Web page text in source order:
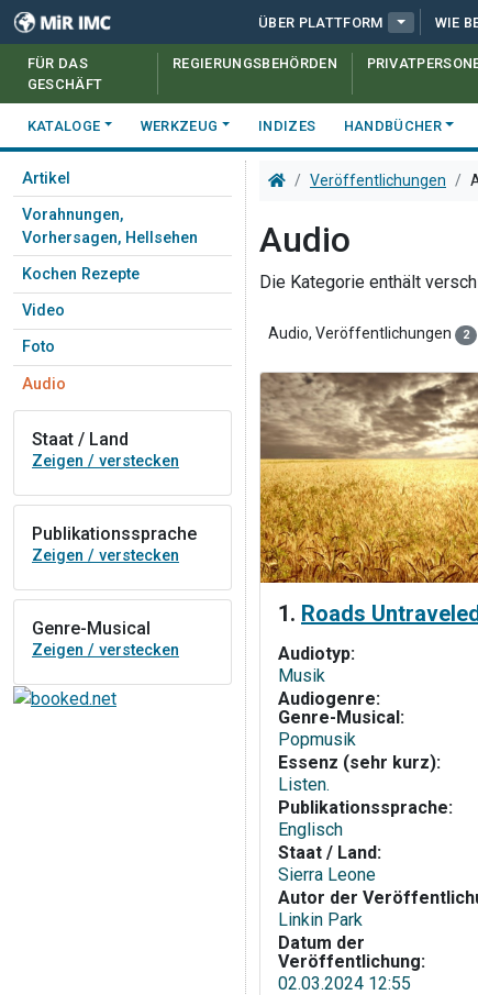
ÜBER PLATTFORM WIE
FÜR DAS
GESCHÄFT
REGIERUNGSBEHÖRDEN
KATALOGE WERKZEUG INDIZES HANDBÜCHER
Artikel
Vorahnungen,
Vorhersagen, Hellsehen
Kochen Rezepte
Video
Foto
Audio
Staat / Land
Zeigen / verstecken
Publikationssprache
Zeigen / verstecken
Genre-Musical
Zeigen / verstecken
Veröffentlichungen
Audio
Die Kategorie enthält
Audio, Veröffentlichungen 2
1. Roads
Audiotyp:
Musik
Audiogenre:
Genre-Musical:
Popmusik
Essenz (sehr kurz):
Listen.
Publikationssprache:
Englisch
Staat / Land:
Sierra Leone
Autor der
Linkin Park
Datum der
Veröffentlichung:
02.03.2024 12:55